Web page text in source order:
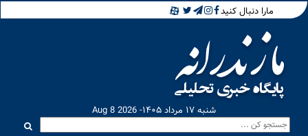
مارا دنبال کنید
شنبه ۱۷ مرداد ۱۴۰۵- Aug 8 2026